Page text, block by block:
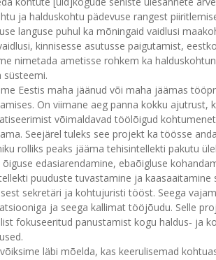
ja halduskohtu pädevuse rangest
languse puhul ka mõningaid vaidlusi
kinnisesse asutusse paigutamist,
nimetada ametisse rohkem ka
süsteemi.
Eestis maha jäänud või maha jäämas
On viimane aeg panna kokku
võimaldavad töölõigud
Seejärel tuleks see projekt ka töösse
rolliks peaks jääma tehisintellekti pakutu
edasiarendamine, ebaõigluse
puuduste tuvastamine ja
sekretäri ja kohtujuristi tööst. Seega
ja seega kallimat tööjõudu. Selle
fokuseeritud panustamist kogu haldus‑ ja
läbi mõelda, kas keerulisemad